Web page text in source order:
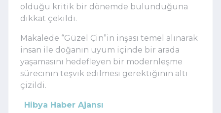
olduğu kritik bir dönemde bulunduğuna
dikkat çekildi.
Makalede “Güzel Çin”in inşası temel alınarak
insan ile doğanın uyum içinde bir arada
yaşamasını hedefleyen bir modernleşme
sürecinin teşvik edilmesi gerektiğinin altı
çizildi.
Hibya Haber Ajansı